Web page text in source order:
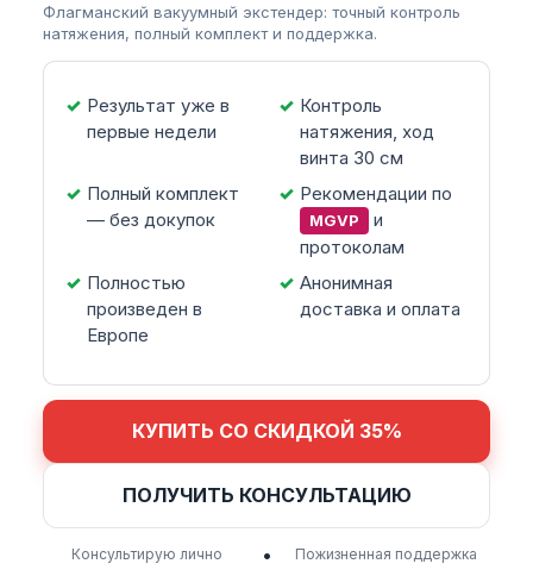
Флагманский вакуумный экстендер: точный контроль
натяжения, полный комплект и поддержка.
Результат уже в
первые недели
Контроль
натяжения, ход
винта 30 см
Полный комплект
— без докупок
Рекомендации по
MGVP
и
протоколам
Полностью
произведен в
Европе
Анонимная
доставка и оплата
КУПИТЬ СО СКИДКОЙ 35%
ПОЛУЧИТЬ КОНСУЛЬТАЦИЮ
Консультирую лично •
Пожизненная поддержка